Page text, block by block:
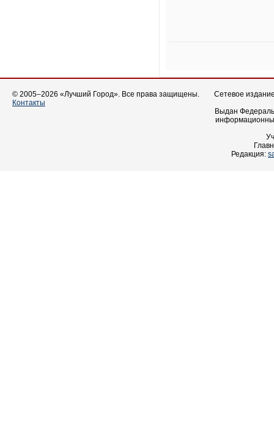
© 2005–2026 «Лучший Город». Все права защищены.
Контакты
Сетевое
Выдан
Редакция: